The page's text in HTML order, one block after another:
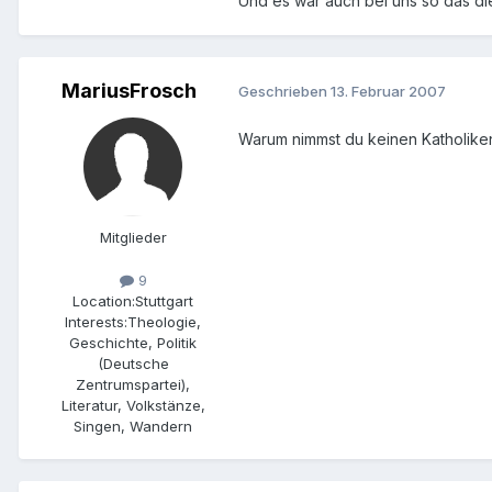
MariusFrosch
Mitglieder
9
Location:Stuttgart
Interests:Theologie,
Geschichte, Politik
(Deutsche
Zentrumspartei),
Literatur, Volkstänze,
Singen, Wandern
Geschrieben 13. Februar 2007
Warum nimmst du keinen